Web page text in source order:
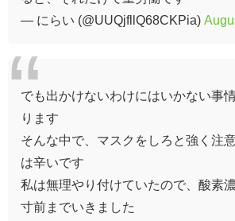
— にらい (@UUQjfllQ68CKPia)
でも出かけないわけにはいかない事
ります
そんな中で、マスクをしろと強く注
は辛いです
私は無理やり付けていたので、酸素
寸前までいきました